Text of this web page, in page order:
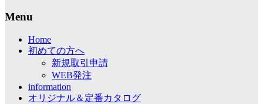
Menu
Home
初めての方へ
新規取引申請
WEB発注
information
オリジナル＆定番カタログ